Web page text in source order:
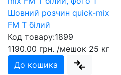
Шовний розчин quick-mix
FM T білий
Код товару:1899
1190.00 грн. /мешок 25 кг
До кошика